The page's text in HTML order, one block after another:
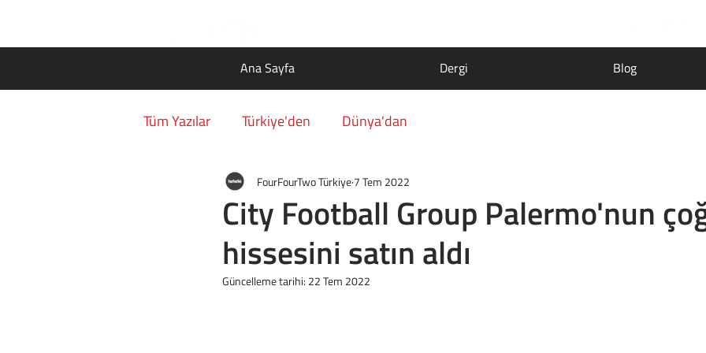
Tüm Yazılar Türkiye'den Dünya'dan
City Football Group Palermo'nun
hissesini satın aldı
FourFourTwo Türkiye7 Tem 2022
Güncelleme tarihi: 22 Tem 2022
Ana Sayfa Dergi Blog